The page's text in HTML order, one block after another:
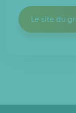
Le site du